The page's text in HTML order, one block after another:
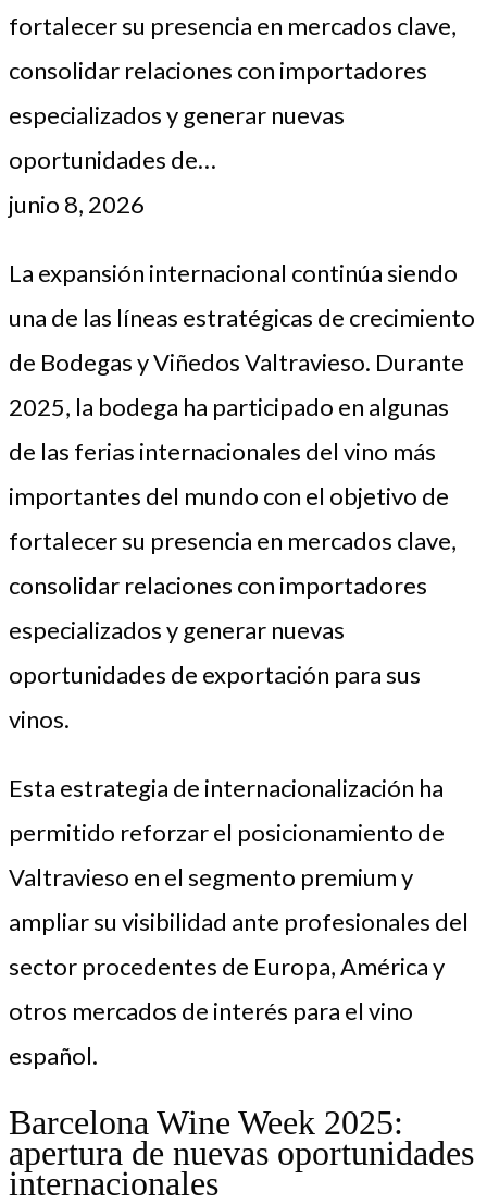
fortalecer su presencia en mercados clave,
consolidar relaciones con importadores
especializados y generar nuevas
oportunidades de…
junio 8, 2026
La expansión internacional continúa siendo
una de las líneas estratégicas de crecimiento
de Bodegas y Viñedos Valtravieso. Durante
2025, la bodega ha participado en algunas
de las ferias internacionales del vino más
importantes del mundo con el objetivo de
fortalecer su presencia en mercados clave,
consolidar relaciones con importadores
especializados y generar nuevas
oportunidades de exportación para sus
vinos.
Esta estrategia de internacionalización ha
permitido reforzar el posicionamiento de
Valtravieso en el segmento premium y
ampliar su visibilidad ante profesionales del
sector procedentes de Europa, América y
otros mercados de interés para el vino
español.
Barcelona Wine Week 2025:
apertura de nuevas oportunidades
internacionales